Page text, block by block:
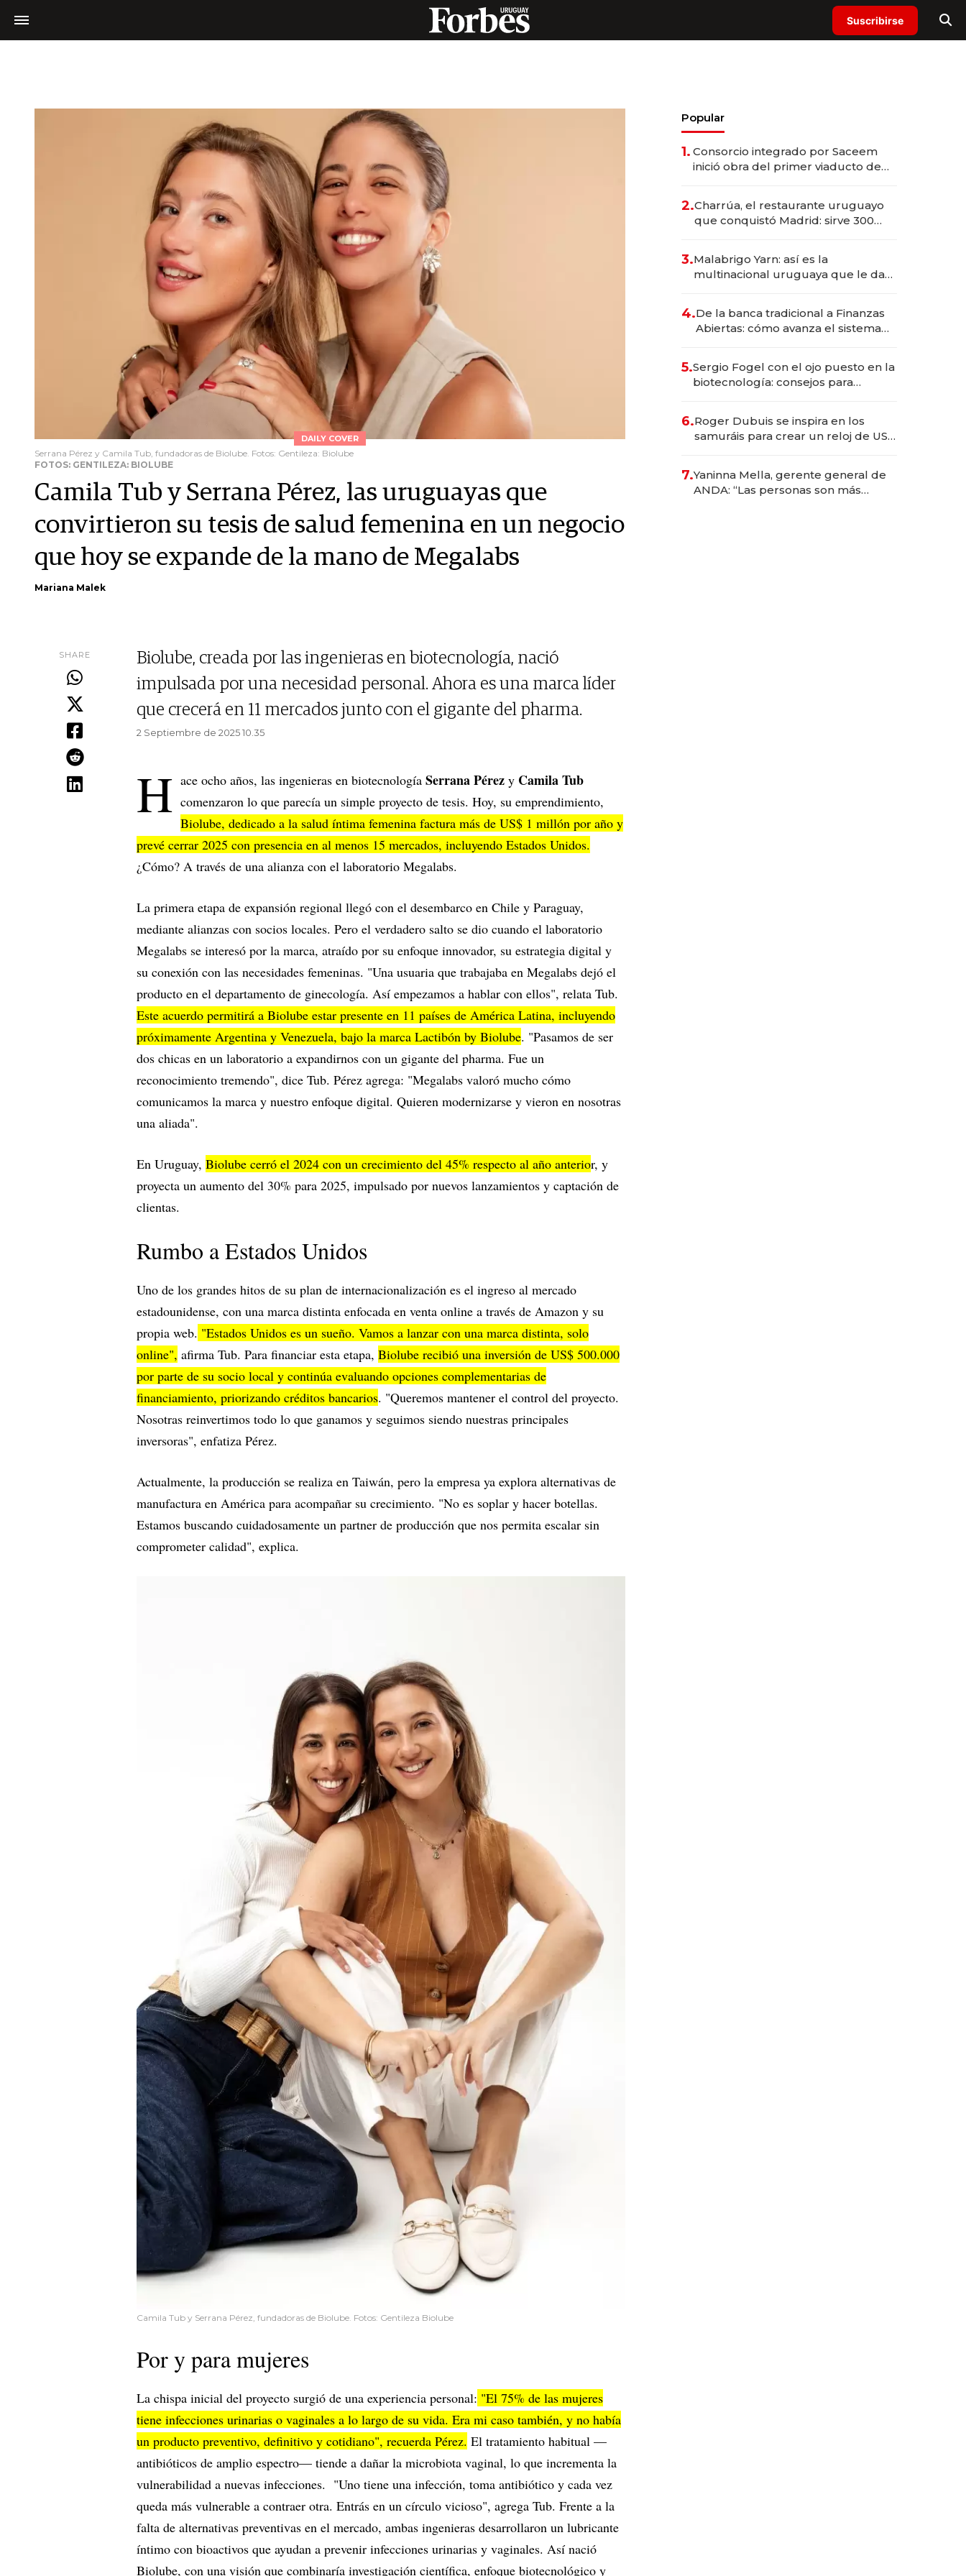
Suscribirse
DAILY COVER
Serrana Pérez y Camila Tub, fundadoras de Biolube. Fotos: Gentileza: Biolube
FOTOS: GENTILEZA: BIOLUBE
Camila Tub y Serrana Pérez, las uruguayas que
convirtieron su tesis de salud femenina en un negocio
que hoy se expande de la mano de Megalabs
Mariana Malek
SHARE
Biolube, creada por las ingenieras en biotecnología, nació
impulsada por una necesidad personal. Ahora es una marca líder
que crecerá en 11 mercados junto con el gigante del pharma.
2 Septiembre de 2025 10.35
H ace ocho años, las ingenieras en biotecnología Serrana Pérez y Camila Tub
comenzaron lo que parecía un simple proyecto de tesis. Hoy, su emprendimiento,
Biolube, dedicado a la salud íntima femenina factura más de US$ 1 millón por año y
prevé cerrar 2025 con presencia en al menos 15 mercados, incluyendo Estados Unidos.
¿Cómo? A través de una alianza con el laboratorio Megalabs.
La primera etapa de expansión regional llegó con el desembarco en Chile y Paraguay,
mediante alianzas con socios locales. Pero el verdadero salto se dio cuando el laboratorio
Megalabs se interesó por la marca, atraído por su enfoque innovador, su estrategia digital y
su conexión con las necesidades femeninas. "Una usuaria que trabajaba en Megalabs dejó el
producto en el departamento de ginecología. Así empezamos a hablar con ellos", relata Tub.
Este acuerdo permitirá a Biolube estar presente en 11 países de América Latina, incluyendo
próximamente Argentina y Venezuela, bajo la marca Lactibón by Biolube. "Pasamos de ser
dos chicas en un laboratorio a expandirnos con un gigante del pharma. Fue un
reconocimiento tremendo", dice Tub. Pérez agrega: "Megalabs valoró mucho cómo
comunicamos la marca y nuestro enfoque digital. Quieren modernizarse y vieron en nosotras
una aliada".
En Uruguay, Biolube cerró el 2024 con un crecimiento del 45% respecto al año anterior, y
proyecta un aumento del 30% para 2025, impulsado por nuevos lanzamientos y captación de
clientas.
Rumbo a Estados Unidos
Uno de los grandes hitos de su plan de internacionalización es el ingreso al mercado
estadounidense, con una marca distinta enfocada en venta online a través de Amazon y su
propia web. "Estados Unidos es un sueño. Vamos a lanzar con una marca distinta, solo
online", afirma Tub. Para financiar esta etapa, Biolube recibió una inversión de US$ 500.000
por parte de su socio local y continúa evaluando opciones complementarias de
financiamiento, priorizando créditos bancarios. "Queremos mantener el control del proyecto.
Nosotras reinvertimos todo lo que ganamos y seguimos siendo nuestras principales
inversoras", enfatiza Pérez.
Actualmente, la producción se realiza en Taiwán, pero la empresa ya explora alternativas de
manufactura en América para acompañar su crecimiento. "No es soplar y hacer botellas.
Estamos buscando cuidadosamente un partner de producción que nos permita escalar sin
comprometer calidad", explica.
Camila Tub y Serrana Pérez, fundadoras de Biolube. Fotos: Gentileza Biolube
Por y para mujeres
La chispa inicial del proyecto surgió de una experiencia personal: "El 75% de las mujeres
tiene infecciones urinarias o vaginales a lo largo de su vida. Era mi caso también, y no había
un producto preventivo, definitivo y cotidiano", recuerda Pérez. El tratamiento habitual —
antibióticos de amplio espectro— tiende a dañar la microbiota vaginal, lo que incrementa la
vulnerabilidad a nuevas infecciones. "Uno tiene una infección, toma antibiótico y cada vez
queda más vulnerable a contraer otra. Entrás en un círculo vicioso", agrega Tub. Frente a la
falta de alternativas preventivas en el mercado, ambas ingenieras desarrollaron un lubricante
íntimo con bioactivos que ayudan a prevenir infecciones urinarias y vaginales. Así nació
Biolube, con una visión que combinaría investigación científica, enfoque biotecnológico y
Popular
1. Consorcio integrado por Saceem
inició obra del primer viaducto de
millones
2.Charrúa, el restaurante uruguayo
que conquistó Madrid: sirve 300
prepara apertura
3.Malabrigo Yarn: así es la
multinacional uruguaya que le da
4.De la banca tradicional a Finanzas
Abiertas: cómo avanza el sistema
5.Sergio Fogel con el ojo puesto en la
biotecnología: consejos para
6.Roger Dubuis se inspira en los
samuráis para crear un reloj de US$
7.Yaninna Mella, gerente general de
ANDA: “Las personas son más